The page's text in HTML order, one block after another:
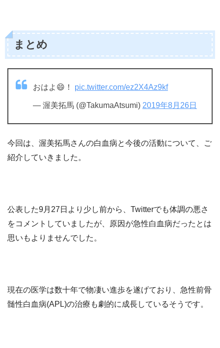
まとめ
おはよ😄！ pic.twitter.com/ez2X4Az9kf
— 渥美拓馬 (@TakumaAtsumi) 2019年8月26日
今回は、渥美拓馬さんの白血病と今後の活動について、ご
紹介していきました。
公表した9月27日より少し前から、Twitterでも体調の悪さ
をコメントしていましたが、原因が急性白血病だったとは
思いもよりませんでした。
現在の医学は数十年で物凄い進歩を遂げており、急性前骨
髄性白血病(APL)の治療も劇的に成長しているそうです。